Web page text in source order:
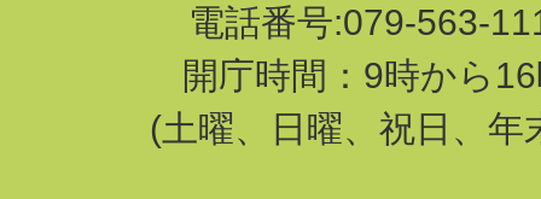
電話番号:079-563-
開庁時間：9時から
(土曜、日曜、祝日、年